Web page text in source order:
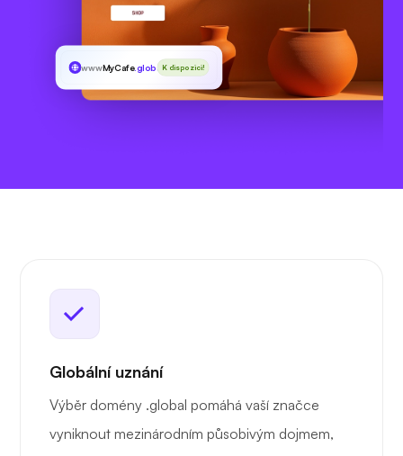
wwwMyCafe.globalK dispozici!
Globální uznání
Výběr domény .global pomáhá vaší značce
vyniknout mezinárodním působivým dojmem,